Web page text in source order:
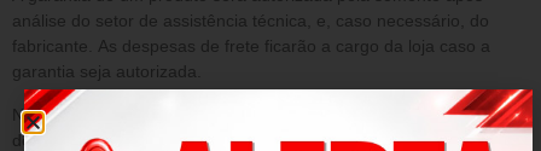
análise do setor de assistência técnica, e, caso necessário, do
fabricante. As despesas de frete ficarão a cargo da loja caso a
garantia seja autorizada.
Na impossibilidade de reparar o produto dentro das condições
desta garantia, outra peça igual ou similar de mesmo valor, será